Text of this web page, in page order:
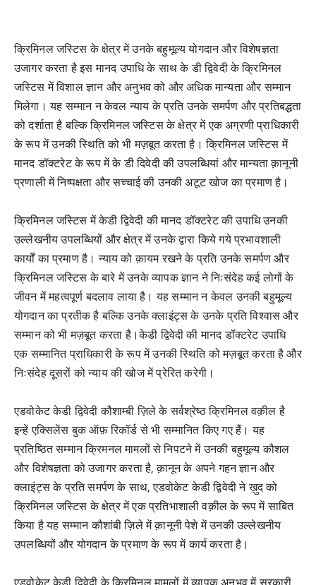
क्रिमिनल जस्टिस के क्षेत्र में उनके बहुमूल्य योगदान और विशेषज्ञता
उजागर करता है इस मानद उपाधि के साथ के डी द्विवेदी के क्रिमिनल
जस्टिस में विशाल ज्ञान और अनुभव को और अधिक मान्यता और सम्मान
मिलेगा। यह सम्मान न केवल न्याय के प्रति उनके समर्पण और प्रतिबद्धता
को दर्शाता है बल्कि क्रिमिनल जस्टिस के क्षेत्र में एक अग्रणी प्राधिकारी
के रूप में उनकी स्थिति को भी मज़बूत करता है। क्रिमिनल जस्टिस में
मानद डॉक्टरेट के रूप में के डी दिवेदी की उपलब्धियां और मान्यता क़ानूनी
प्रणाली में निष्पक्षता और सच्चाई की उनकी अटूट खोज का प्रमाण है।
क्रिमिनल जस्टिस में केडी द्विवेदी की मानद डॉक्टरेट की उपाधि उनकी
उल्लेखनीय उपलब्धियों और क्षेत्र में उनके द्वारा किये गये प्रभावशाली
कार्यों का प्रमाण है। न्याय को क़ायम रखने के प्रति उनके समर्पण और
क्रिमिनल जस्टिस के बारे में उनके व्यापक ज्ञान ने निःसंदेह कई लोगों के
जीवन में महत्वपूर्ण बदलाव लाया है। यह सम्मान न केवल उनकी बहुमूल्य
योगदान का प्रतीक है बल्कि उनके क्लाइंट्स के उनके प्रति विश्वास और
सम्मान को भी मज़बूत करता है।केडी द्विवेदी की मानद डॉक्टरेट उपाधि
एक सम्मानित प्राधिकारी के रूप में उनकी स्थिति को मज़बूत करता है और
निःसंदेह दूसरों को न्याय की खोज में प्रेरित करेगी।
एडवोकेट केडी द्विवेदी कौशाम्बी ज़िले के सर्वश्रेष्ठ क्रिमिनल वक़ील है
इन्हें एक्सिलेंस बुक ऑफ़ रिकॉर्ड से भी सम्मानित किए गए हैं। यह
प्रतिष्ठित सम्मान क्रिमनल मामलों से निपटने में उनकी बहुमूल्य कौशल
और विशेषज्ञता को उजागर करता है, क़ानून के अपने गहन ज्ञान और
क्लाइंट्स के प्रति समर्पण के साथ, एडवोकेट केडी द्विवेदी ने ख़ुद को
क्रिमिनल जस्टिस के क्षेत्र में एक प्रतिभाशाली वक़ील के रूप में साबित
किया है यह सम्मान कौशांबी ज़िले में क़ानूनी पेशे में उनकी उल्लेखनीय
उपलब्धियों और योगदान के प्रमाण के रूप में कार्य करता है।